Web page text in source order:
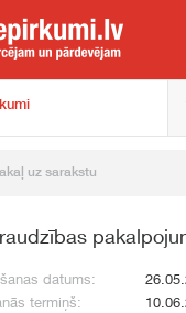
uz sarakstu
datums:
termiņš: